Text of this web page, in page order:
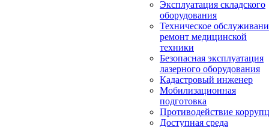
Эксплуатация складского
оборудования
Техническое
ремонт медицинской
техники
Безопасная эксплуатация
лазерного оборудования
Кадастровый инженер
Мобилизационная
подготовка
Противодействие
Доступная среда